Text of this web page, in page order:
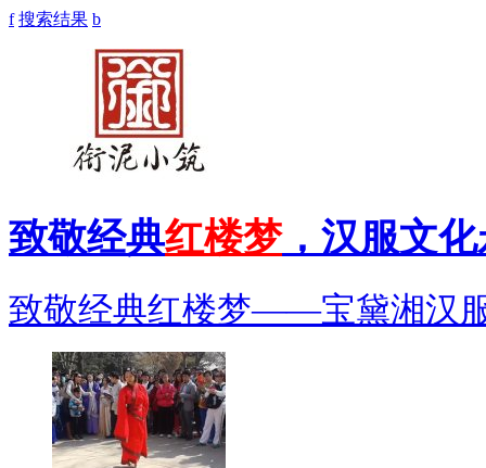
f 搜索结果 b
致敬经典红楼梦，汉服文
致敬经典红楼梦——宝黛湘汉